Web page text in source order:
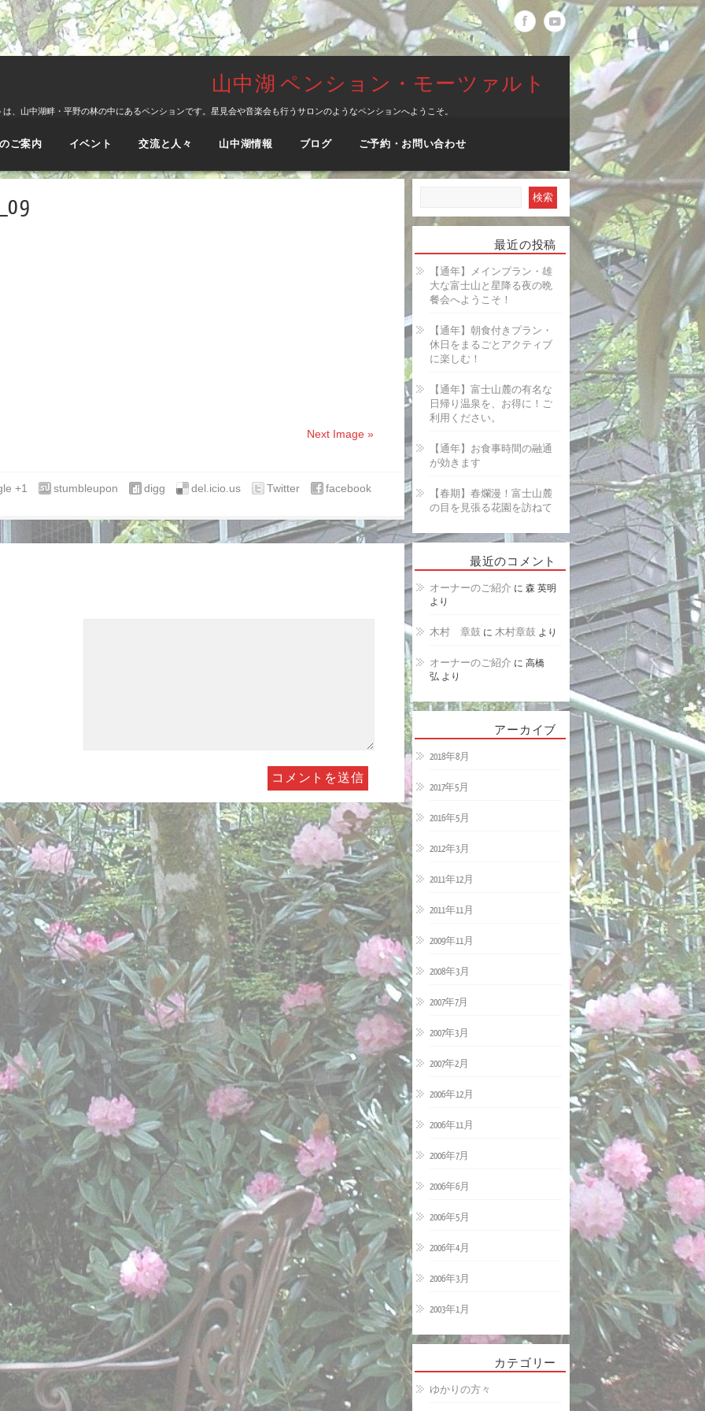
山中湖 ペンション・モーツァルト
、山中湖畔・平野の林の中にあるペンションです。星見会や音楽会も行うサロンのようなペンションへようこそ。
ご案内 イベント 交流と人々 山中湖情報 ブログ ご予約・お問い合わせ
Next Image »
facebook
Twitter
del.icio.us
digg
stumbleupon
+1
最近の投稿
【通年】メインプラン・雄
大な富士山と星降る夜の晩
餐会へようこそ！
【通年】朝食付きプラン・
休日をまるごとアクティブ
に楽しむ！
【通年】富士山麓の有名な
日帰り温泉を、お得に！ご
利用ください。
【通年】お食事時間の融通
が効きます
【春期】春爛漫！富士山麓
の目を見張る花園を訪ねて
最近のコメント
オーナーのご紹介 に 森 英明
より
木村 章鼓 に 木村章鼓 より
オーナーのご紹介 に 高橋
弘 より
アーカイブ
2018年8月
2017年5月
2016年5月
2012年3月
2011年12月
2011年11月
2009年11月
2008年3月
2007年7月
2007年3月
2007年2月
2006年12月
2006年11月
2006年7月
2006年6月
2006年5月
2006年4月
2006年3月
2003年1月
カテゴリー
ゆかりの方々